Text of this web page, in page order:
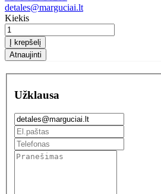
detales@marguciai.lt
Kiekis
Į krepšelį
Užklausa